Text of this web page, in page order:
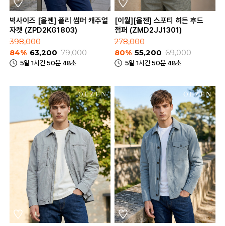
빅사이즈 [올젠] 폴리 썸머 캐주얼
자켓 (ZPD2KG1803)
398,000
84% 63,200 79,000
5일 1시간 50분 48초
[이월][올젠] 스포티 히든 후드
점퍼 (ZMD2JJ1301)
278,000
80% 55,200 69,000
5일 1시간 50분 48초